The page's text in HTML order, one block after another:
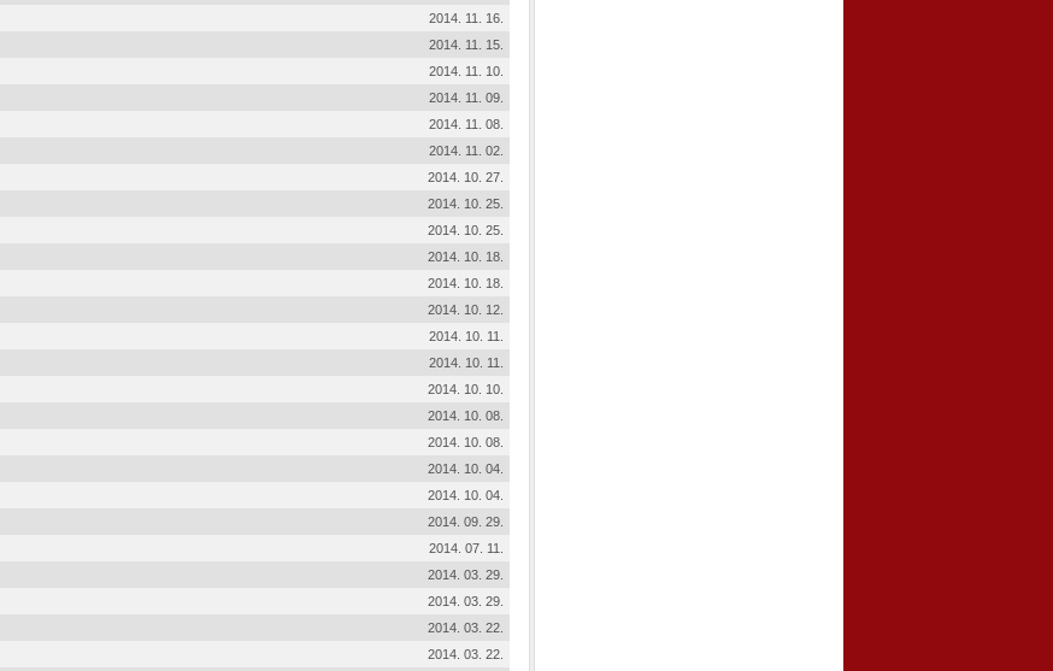
2014. 11. 16.
2014. 11. 15.
2014. 11. 10.
2014. 11. 09.
2014. 11. 08.
2014. 11. 02.
2014. 10. 27.
2014. 10. 25.
2014. 10. 25.
2014. 10. 18.
2014. 10. 18.
2014. 10. 12.
2014. 10. 11.
2014. 10. 11.
2014. 10. 10.
2014. 10. 08.
2014. 10. 08.
2014. 10. 04.
2014. 10. 04.
2014. 09. 29.
2014. 07. 11.
2014. 03. 29.
2014. 03. 29.
2014. 03. 22.
2014. 03. 22.